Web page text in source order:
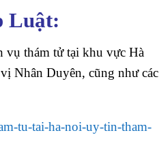
Luật:
vụ thám tử tại khu vực Hà
Nhân Duyên, cũng như các
tu-tai-ha-noi-uy-tin-tham-